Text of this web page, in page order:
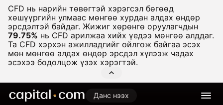
CFD нь нарийн төвөгтэй хэрэгсэл бөгөөд
хөшүүргийн улмаас мөнгөө хурдан алдах өндөр
эрсдэлтэй байдаг. Жижиг хөрөнгө оруулагчдын
79.75% нь CFD арилжаа хийх үедээ мөнгөө алддаг.
Та CFD хэрхэн ажилладгийг ойлгож байгаа эсэх
мөн мөнгөө алдах өндөр эрсдэл хүлээж чадах
эсэхээ бодолцож үзэх хэрэгтэй.
Данс нээх